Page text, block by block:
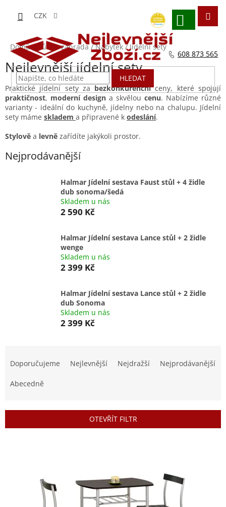
obsah
CZK
HLEDAT
NÁKUPNÍ
Domů / Dům a zahrada / Nábytek / Jídelní sety
Nejlevnější jídelní sety
Praktické jídelní sety za bezkonkurenčníceny, které spojují
praktičnost, moderní design a skvělou cenu. Nabízíme různé
varianty - ideální do kuchyně, jídelny nebo na chalupu. Jídelní
sety máme skladem a připravené k odeslání.
Stylově a levně zařídíte jakýkoli prostor.
Nejprodávanější
Halmar Jídelní sestava Faust stůl + 4 židle
dub sonoma/šedá
Skladem u nás
2 590 Kč
Halmar Jídelní sestava Lance stůl + 2 židle
wenge
Skladem u nás
2 399 Kč
Halmar Jídelní sestava Lance stůl + 2 židle
dub Sonoma
Skladem u nás
2 399 Kč
í
r
Doporučujeme Nejlevnější Nejdražší Nejprodávanější
Abecedně
OTEVŘÍT FILTR
608 873 565